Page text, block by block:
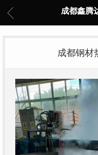
成都鑫腾
成都钢材